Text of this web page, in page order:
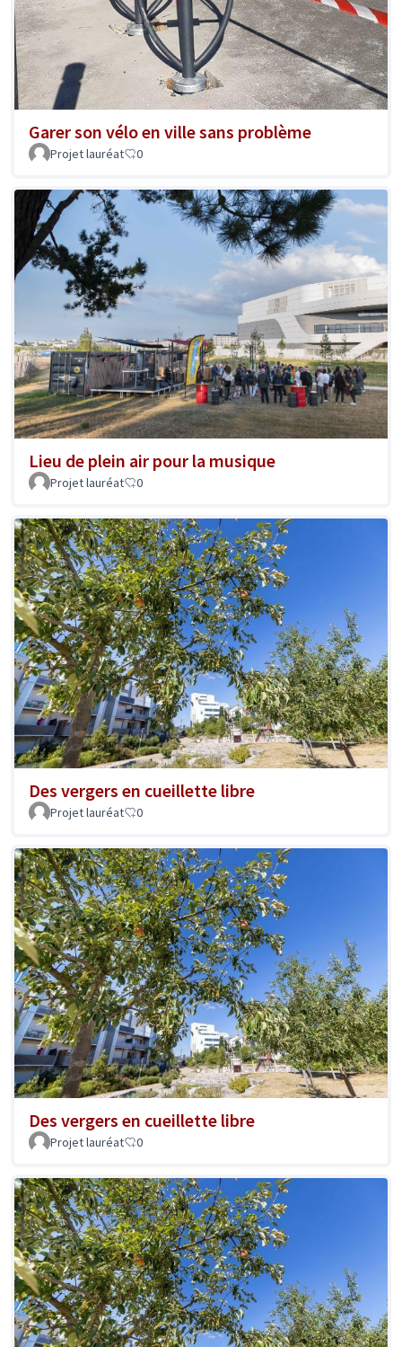
Garer son vélo en ville sans problème
Projet lauréat 0
Lieu de plein air pour la musique
Projet lauréat 0
Des vergers en cueillette libre
Projet lauréat 0
Des vergers en cueillette libre
Projet lauréat 0